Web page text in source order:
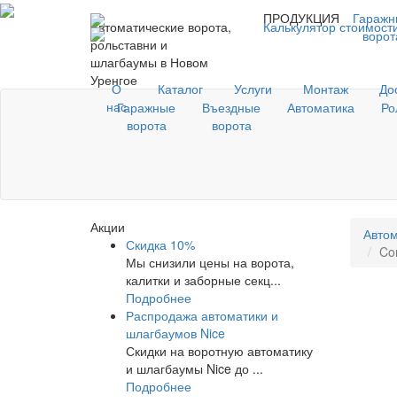
ПРОДУКЦИЯ
О
нас
Каталог Услуги Монтаж
Автоматические ворота,
рольставни и
шлагбаумы в Новом
Уренгое
Калькулятор
Гаражные
ворота
Въездные
ворота
Автоматика
Акции
Скидка 10%
Мы снизили цены на ворота,
калитки и заборные секц...
Подробнее
Распродажа автоматики и
шлагбаумов Nice
Скидки на воротную автоматику
и шлагбаумы Nice до ...
Подробнее